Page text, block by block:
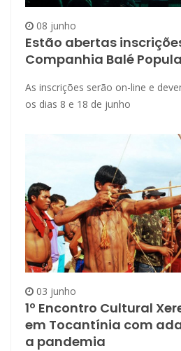
08 junho
Estão abertas
Companhia Balé
As inscrições serão on-line e
os dias 8 e 18 de junho
03 junho
1º Encontro Cultural
em Tocantínia com
a pandemia